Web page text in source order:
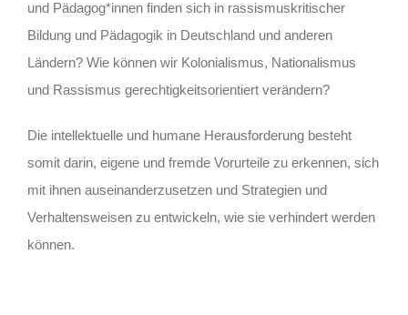
und Pädagog*innen finden sich in rassismuskritischer
Bildung und Pädagogik in Deutschland und anderen
Ländern? Wie können wir Kolonialismus, Nationalismus
und Rassismus gerechtigkeitsorientiert verändern?
Die intellektuelle und humane Herausforderung besteht
somit darin, eigene und fremde Vorurteile zu erkennen, sich
mit ihnen auseinanderzusetzen und Strategien und
Verhaltensweisen zu entwickeln, wie sie verhindert werden
können.